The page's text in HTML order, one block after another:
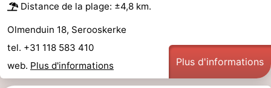
Distance de la plage: ±4,8 km.
Olmenduin 18, Serooskerke
tel. +31 118 583 410
web. Plus d'informations Plus d'informations